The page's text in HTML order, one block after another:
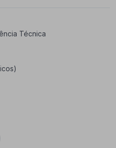
Técnica